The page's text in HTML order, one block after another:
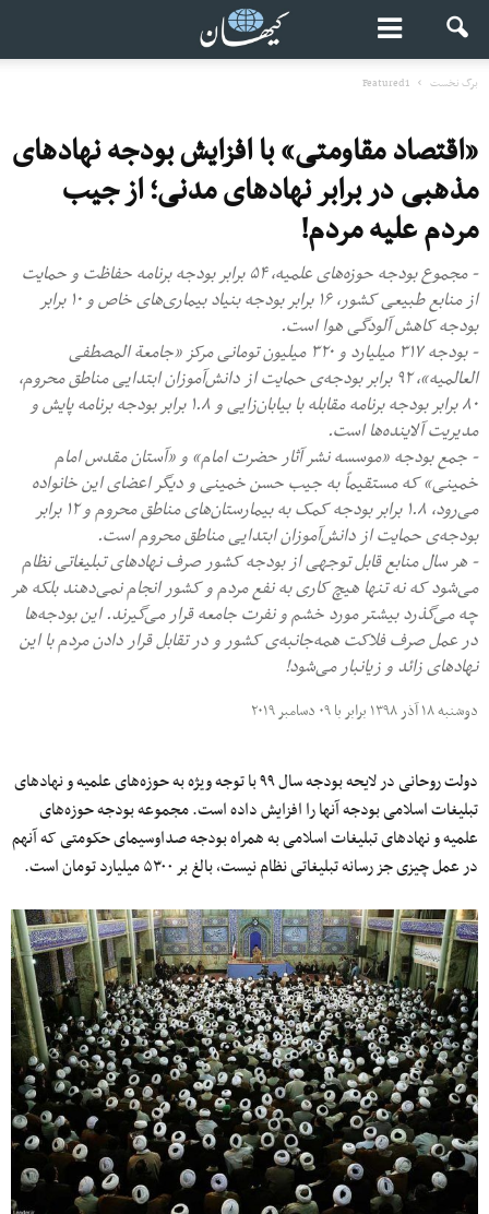
برگ نخست Featured1
«اقتصاد مقاومتی» با افزایش بودجه نهادهای
مذهبی در برابر نهادهای مدنی؛ از جیب
مردم علیه مردم!
- مجموع بودجه حوزه‌های علمیه، ۵۴ برابر بودجه برنامه حفاظت و حمایت
از منابع طبیعی کشور، ۱۶ برابر بودجه بنیاد بیماری‌های خاص و ۱۰ برابر
بودجه کاهش آلودگی هوا است.
- بودجه ۳۱۷ میلیارد و ۳۲۰ میلیون تومانی مرکز «جامعة المصطفی
العالمیه»، ۹۲ برابر بودجه‌ی حمایت از دانش‌آموزان ابتدایی مناطق محروم،
۸۰ برابر بودجه برنامه مقابله با بیابان‌زایی و ۱.۸ برابر بودجه برنامه پایش و
مدیریت آلاینده‌ها است.
- جمع بودجه «موسسه نشر آثار حضرت امام» و «آستان مقدس امام
خمینی» که مستقیماً به جیب حسن خمینی و دیگر اعضای این خانواده
می‌رود، ۱.۸ برابر بودجه کمک به بیمارستان‌های مناطق محروم و ۱۲ برابر
بودجه‌ی حمایت از دانش‌آموزان ابتدایی مناطق محروم است.
- هر سال منابع قابل توجهی از بودجه کشور صرف نهادهای تبلیغاتی نظام
می‌شود که نه تنها هیچ کاری به نفع مردم و کشور انجام نمی‌دهند بلکه هر
چه می‌گذرد بیشتر مورد خشم و نفرت جامعه قرار می‌گیرند. این بودجه‌ها
در عمل صرف فلاکت همه‌جانبه‌ی کشور و در تقابل قرار دادن مردم با این
نهاد‌های زائد و زیانبار می‌شود!
دوشنبه ۱۸ آذر ۱۳۹۸ برابر با ۰۹ دسامبر ۲۰۱۹
دولت روحانی در لایحه بودجه سال ۹۹ با توجه ویژه به حوزه‌های علمیه و نهادهای
تبلیغات اسلامی بودجه آنها را افزایش داده است. مجموعه بودجه حوزه‌های
علمیه و نهادهای تبلیغات اسلامی به همراه بودجه صداوسیمای حکومتی که آنهم
در عمل چیزی جز رسانه تبلیغاتی نظام نیست، بالغ بر ۵۳۰۰ میلیارد تومان است.